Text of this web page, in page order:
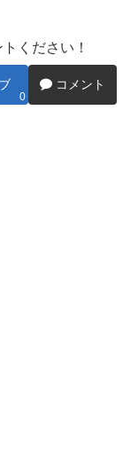
ください！
0
コメント